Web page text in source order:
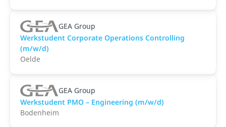
GEA Group
Werkstudent Corporate Operations Controlling
(m/w/d)
Oelde
GEA Group
Werkstudent PMO – Engineering (m/w/d)
Bodenheim